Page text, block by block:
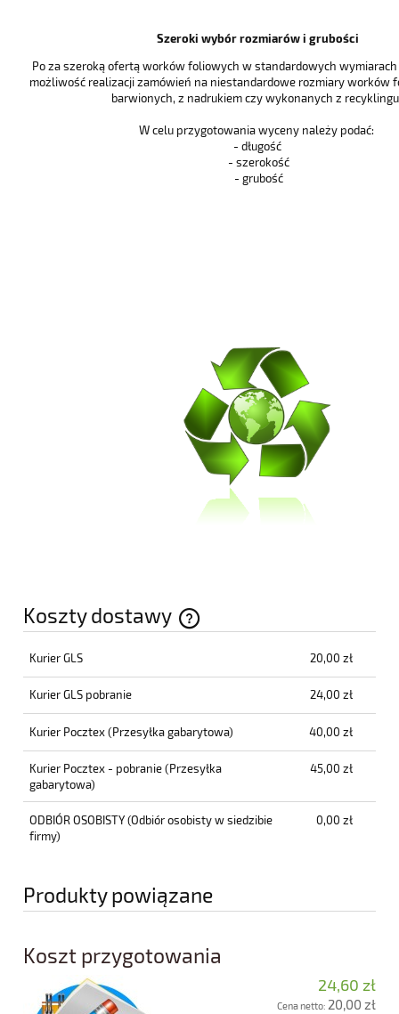
Szeroki wybór rozmiarów i grubości
Po za szeroką ofertą worków foliowych w standardowych
możliwość realizacji zamówień na niestandardowe rozmiary worków
barwionych, z nadrukiem czy wykonanych z
W celu przygotowania wyceny należy podać:
- długość
- szerokość
- grubość
Koszty dostawy
Cena nie zawiera ewentualnych kosztów płatności
Kurier GLS 20,00 zł
Kurier GLS pobranie 24,00 zł
Kurier Pocztex(Przesyłka gabarytowa) 40,00 zł
Kurier Pocztex - pobranie(Przesyłka
gabarytowa)
45,00 zł
ODBIÓR OSOBISTY(Odbiór osobisty w siedzibie
firmy)
0,00 zł
Produkty powiązane
Koszt przygotowania
24,60 zł
Cena netto: 20,00 zł